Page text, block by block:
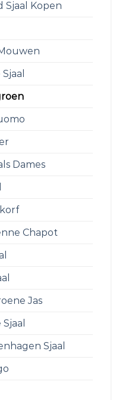
Sjaal Kopen
Dames
Chapot
Jas
Sjaal